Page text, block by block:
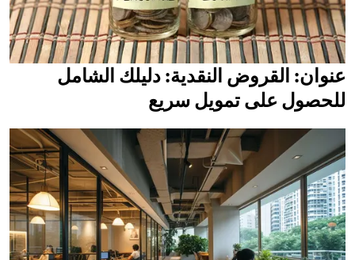
عنوان: القروض النقدية: دليلك الشامل
للحصول على تمويل سريع